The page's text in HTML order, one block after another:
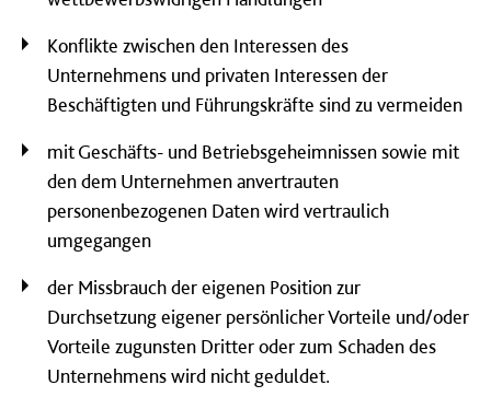
Konflikte zwischen den Interessen des
Unternehmens und privaten Interessen der
Beschäftigten und Führungskräfte sind zu vermeiden
mit Geschäfts- und Betriebsgeheimnissen sowie mit
den dem Unternehmen anvertrauten
personenbezogenen Daten wird vertraulich
umgegangen
der Missbrauch der eigenen Position zur
Durchsetzung eigener persönlicher Vorteile und/oder
Vorteile zugunsten Dritter oder zum Schaden des
Unternehmens wird nicht geduldet.